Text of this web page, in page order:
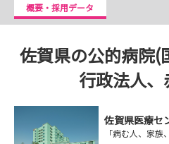
概要・採用データ
佐賀県の公的病院(
行政法人
佐賀県医療セ